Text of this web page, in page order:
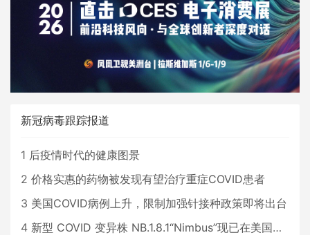
新冠病毒跟踪报道
1 后疫情时代的健康图景
2 价格实惠的药物被发现有望治疗重症COVID患者
3 美国COVID病例上升，限制加强针接种政策即将出台
4 新型 COVID 变异株 NB.1.8.1“Nimbus”现已在美国占据主导地位